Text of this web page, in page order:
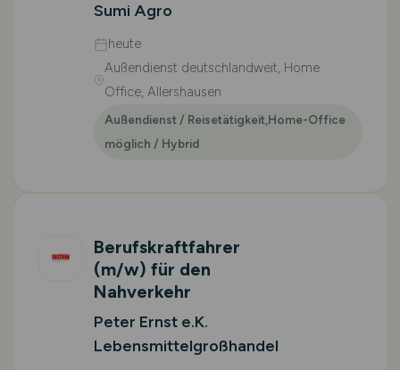
Sumi Agro
heute
Außendienst deutschlandweit, Home
Office, Allershausen
Außendienst / Reisetätigkeit,Home-Office
möglich / Hybrid
Berufskraftfahrer
(m/w) für den
Nahverkehr
Peter Ernst e.K.
Lebensmittelgroßhandel